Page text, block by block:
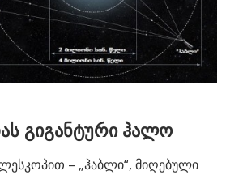
გიგანტური ჰალო
– „ჰაბლი“, მიღებული